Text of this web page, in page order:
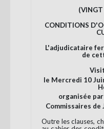
(VINGT
CONDITIONS
L'adjudicataire
de
le Mercredi 10
organisée par
Commissaires de
Outre les clauses,